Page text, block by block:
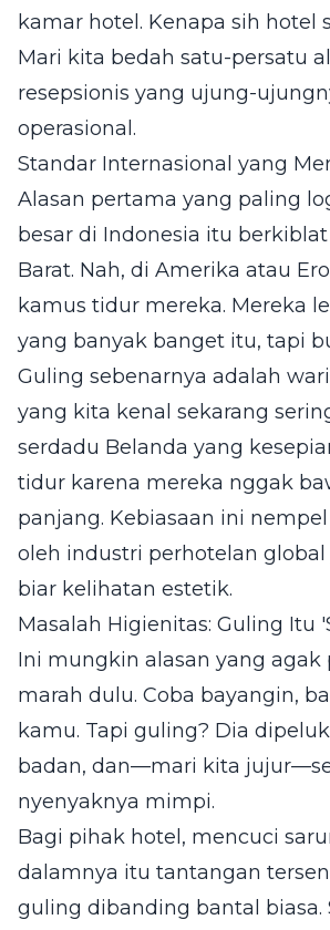
kamar hotel. Kenapa sih hotel
Mari kita bedah satu-persatu
resepsionis yang ujung-
operasional.
Standar Internasional yang
Alasan pertama yang paling
besar di Indonesia itu
Barat. Nah, di Amerika atau
kamus tidur mereka. Mereka
yang banyak banget itu, tapi
Guling sebenarnya adalah
yang kita kenal sekarang
serdadu Belanda yang
tidur karena mereka nggak
panjang. Kebiasaan ini
oleh industri perhotelan
biar kelihatan estetik.
Masalah Higienitas: Guling Itu
Ini mungkin alasan yang
marah dulu. Coba bayangin,
kamu. Tapi guling? Dia
badan, dan—mari kita
nyenyaknya mimpi.
Bagi pihak hotel, mencuci
dalamnya itu tantangan
guling dibanding bantal biasa.